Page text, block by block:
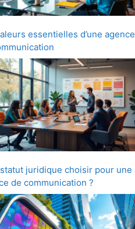
essentielles d’une agence
juridique choisir pour une
de communication ?